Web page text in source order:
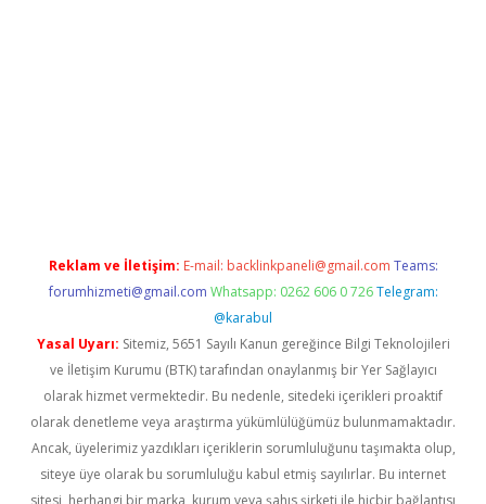
Reklam ve İletişim: E-mail: backlinkpaneli@gmail.com Teams:
forumhizmeti@gmail.com Whatsapp: 0262 606 0 726 Telegram:
@karabul
Yasal Uyarı: Sitemiz, 5651 Sayılı Kanun gereğince Bilgi Teknolojileri
ve İletişim Kurumu (BTK) tarafından onaylanmış bir Yer Sağlayıcı
olarak hizmet vermektedir. Bu nedenle, sitedeki içerikleri proaktif
olarak denetleme veya araştırma yükümlülüğümüz bulunmamaktadır.
Ancak, üyelerimiz yazdıkları içeriklerin sorumluluğunu taşımakta olup,
siteye üye olarak bu sorumluluğu kabul etmiş sayılırlar. Bu internet
sitesi, herhangi bir marka, kurum veya şahıs şirketi ile hiçbir bağlantısı